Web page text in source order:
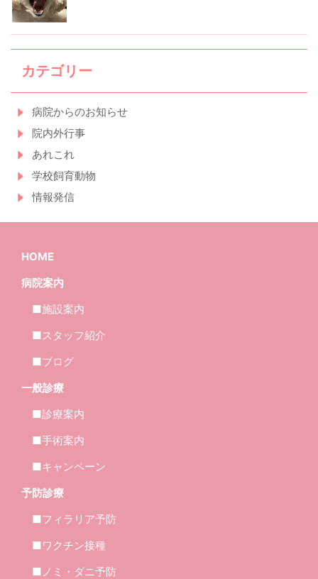
カテゴリー
病院からのお知らせ
院内外行事
あれこれ
学校飼育動物
情報発信
HOME
病院案内
■施設案内
■スタッフ紹介
■ブログ
一般診療
■診療案内
■手術案内
■キャンペーン
予防診療
■フィラリア予防
■ワクチン接種
■ノミ・ダニ予防